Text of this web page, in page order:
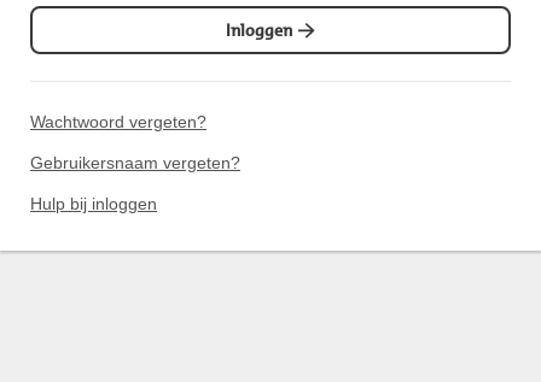
Inloggen
Wachtwoord vergeten?
Gebruikersnaam vergeten?
Hulp bij inloggen